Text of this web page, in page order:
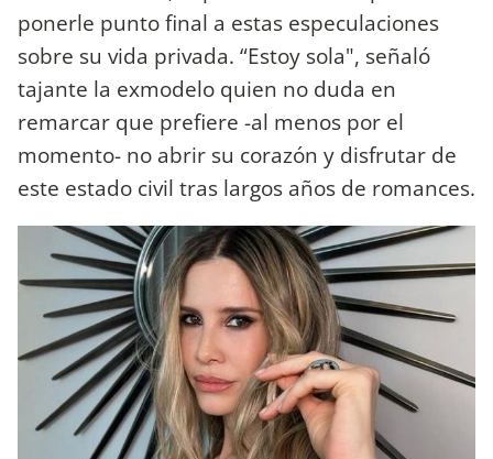
ponerle punto final a estas especulaciones
sobre su vida privada. “Estoy sola", señaló
tajante la exmodelo quien no duda en
remarcar que prefiere -al menos por el
momento- no abrir su corazón y disfrutar de
este estado civil tras largos años de romances.